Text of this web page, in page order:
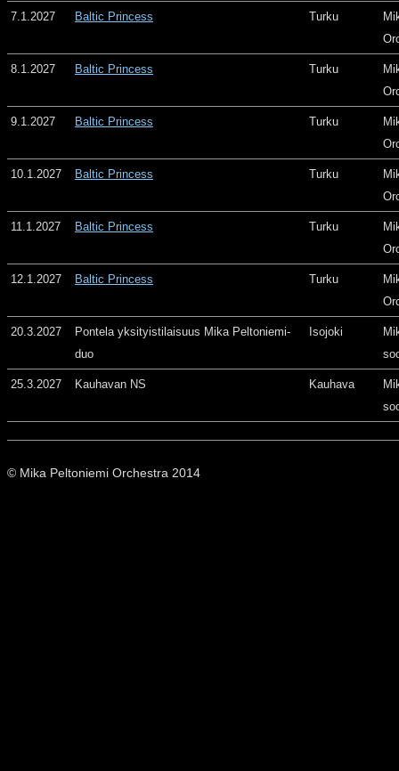
7.1.2027 Baltic Princess Turku
8.1.2027 Baltic Princess Turku
9.1.2027 Baltic Princess Turku
10.1.2027 Baltic Princess Turku
11.1.2027 Baltic Princess Turku
12.1.2027 Baltic Princess Turku
20.3.2027
Pontela yksityistilaisuus Mika Peltoniemi-
duo
Isojoki
25.3.2027 Kauhavan NS Kauhava
© Mika Peltoniemi Orchestra 2014